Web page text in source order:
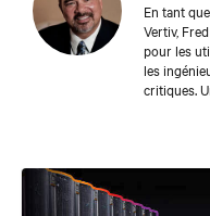
En tant
Vertiv,
pour les
les
critiques.
les OEM